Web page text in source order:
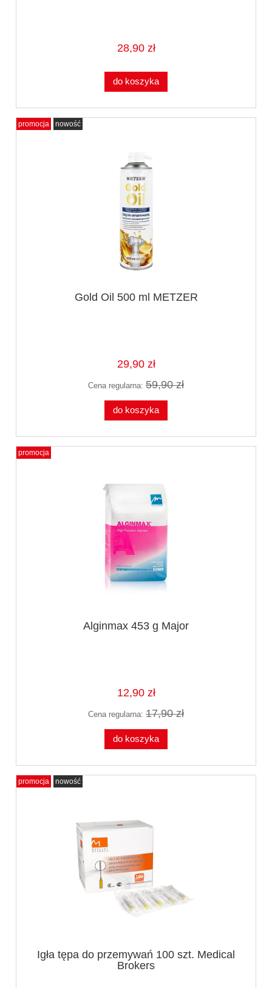
28,90 zł
do koszyka
Gold Oil 500 ml METZER
29,90 zł
Cena regularna: 59,90 zł
do koszyka
promocja nowość
Alginmax 453 g Major
12,90 zł
Cena regularna: 17,90 zł
do koszyka
promocja
Igła tępa do przemywań 100 szt. Medical
Brokers
promocja nowość